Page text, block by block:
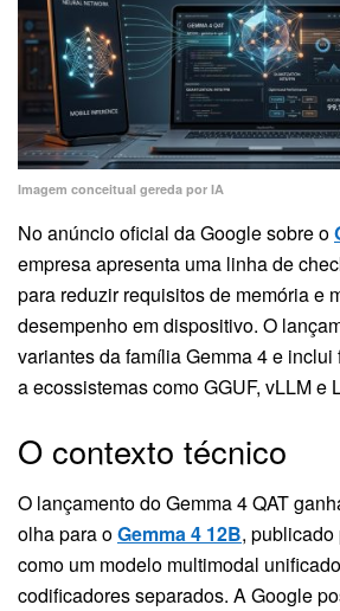
Imagem conceitual gereda por IA
No anúncio oficial da Google sobre o
empresa apresenta uma linha de
para reduzir requisitos de memória e
desempenho em dispositivo. O
variantes da família Gemma 4 e
a ecossistemas como GGUF, vLLM e
O contexto técnico
O lançamento do Gemma 4 QAT
olha para oGemma 4 12B,
como um modelo multimodal
codificadores separados. A Google